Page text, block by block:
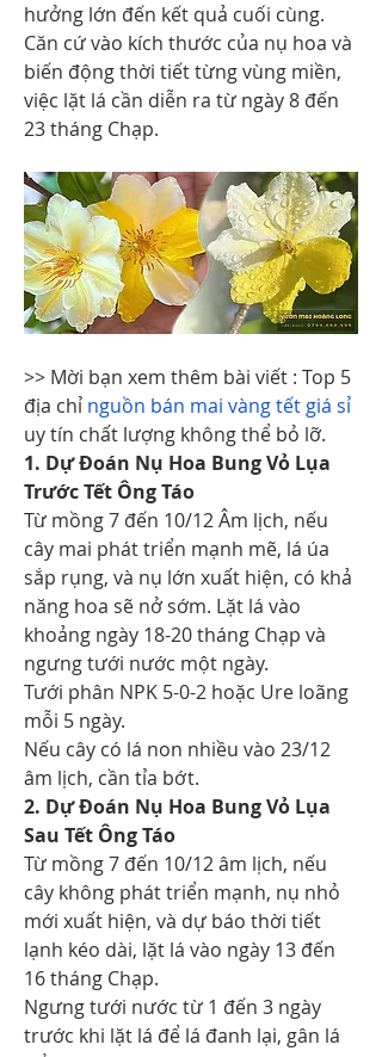
hưởng lớn đến kết quả cuối cùng.
Căn cứ vào kích thước của nụ hoa và
biến động thời tiết từng vùng miền,
việc lặt lá cần diễn ra từ ngày 8 đến
23 tháng Chạp.
>> Mời bạn xem thêm bài viết : Top 5
địa chỉ nguồn bán mai vàng tết giá sỉ
uy tín chất lượng không thể bỏ lỡ.
1. Dự Đoán Nụ Hoa Bung Vỏ Lụa
Trước Tết Ông Táo
Từ mồng 7 đến 10/12 Âm lịch, nếu
cây mai phát triển mạnh mẽ, lá úa
sắp rụng, và nụ lớn xuất hiện, có khả
năng hoa sẽ nở sớm. Lặt lá vào
khoảng ngày 18-20 tháng Chạp và
ngưng tưới nước một ngày.
Tưới phân NPK 5-0-2 hoặc Ure loãng
mỗi 5 ngày.
Nếu cây có lá non nhiều vào 23/12
âm lịch, cần tỉa bớt.
2. Dự Đoán Nụ Hoa Bung Vỏ Lụa
Sau Tết Ông Táo
Từ mồng 7 đến 10/12 âm lịch, nếu
cây không phát triển mạnh, nụ nhỏ
mới xuất hiện, và dự báo thời tiết
lạnh kéo dài, lặt lá vào ngày 13 đến
16 tháng Chạp.
Ngưng tưới nước từ 1 đến 3 ngày
trước khi lặt lá để lá đanh lại, gân lá